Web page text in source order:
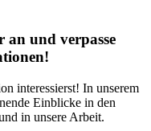
an und verpasse
interessierst! In unserem
Einblicke in den
in unsere Arbeit.